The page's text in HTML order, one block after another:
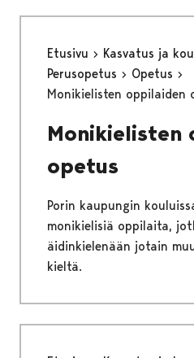
Etusivu
Kasvatus ja
Perusopetus
Opetus
Monikielisten oppilaiden
Monikielisten
opetus
Porin kaupungin
monikielisiä oppilaita,
äidinkielenään jotain
kieltä.